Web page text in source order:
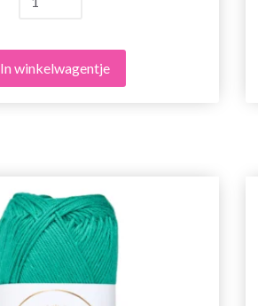
In winkelwagentje